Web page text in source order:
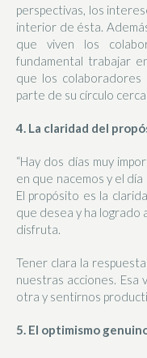
perspectivas, los
interior de ésta.
que viven los
fundamental trabajar
que los colaboradores
parte de su círculo
4. La claridad del
“Hay dos días muy
en que nacemos y el
El propósito es la
que desea y ha logrado
disfruta.
Tener clara la
nuestras acciones. Esa
otra y sentirnos
5. El optimismo